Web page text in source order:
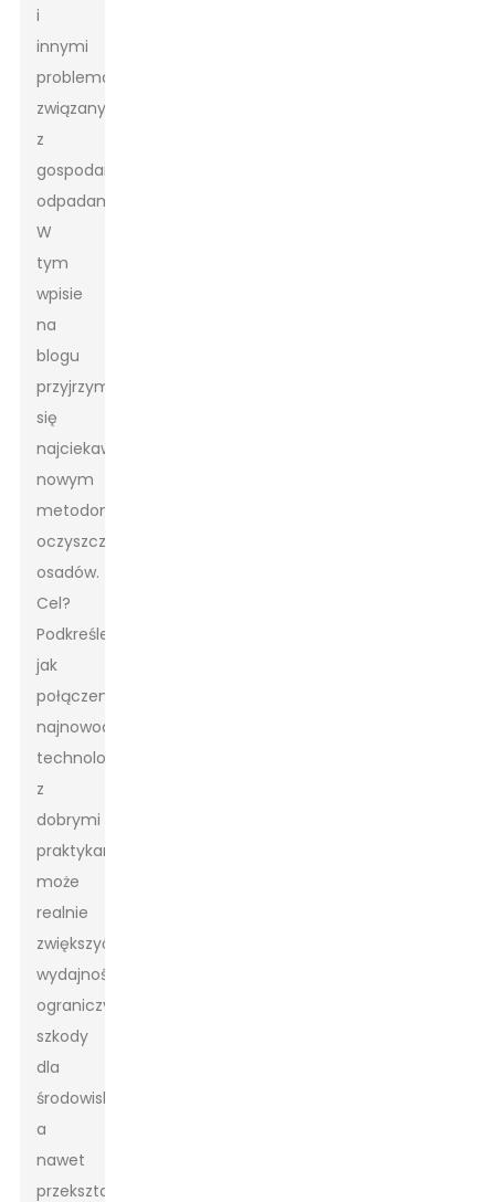
i
innymi
problemami
związanymi
z
gospodarką
odpadami.
W
tym
wpisie
na
blogu
przyjrzymy
się
najciekawszym
nowym
metodom
oczyszczania
osadów.
Cel?
Podkreślenie,
jak
połączenie
najnowocześniejszych
technologii
z
dobrymi
praktykami
może
realnie
zwiększyć
wydajność,
ograniczyć
szkody
dla
środowiska,
a
nawet
przekształcić